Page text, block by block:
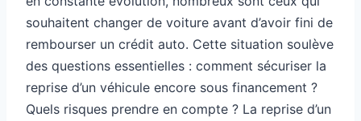
souhaitent changer de voiture avant d’avoir fini de
rembourser un crédit auto. Cette situation soulève
des questions essentielles : comment sécuriser la
reprise d’un véhicule encore sous financement ?
Quels risques prendre en compte ? La reprise d’un